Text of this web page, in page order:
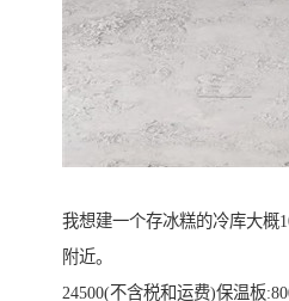
我想建一个存冰糕的冷库大概
附近。
24500(不含税和运费)保温板